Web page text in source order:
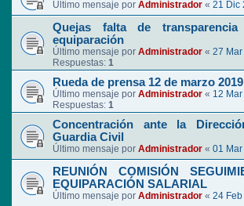
Último mensaje por Administrador « 21 Dic
Quejas falta de
equiparación
Último mensaje por Administrador « 27
Respuestas: 1
Rueda de prensa 12 de marzo 2019
Último mensaje por Administrador « 12
Respuestas: 1
Concentración ante la
Guardia Civil
Último mensaje por Administrador « 01
REUNIÓN COMISIÓN
EQUIPARACIÓN SALARIAL
Último mensaje por Administrador « 24